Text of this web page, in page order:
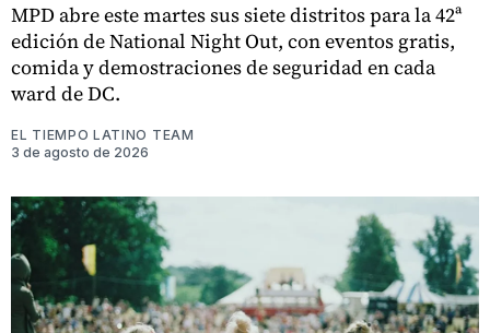
MPD abre este martes sus siete distritos para la 42ª
edición de National Night Out, con eventos gratis,
comida y demostraciones de seguridad en cada
ward de DC.
EL TIEMPO LATINO TEAM
3 de agosto de 2026